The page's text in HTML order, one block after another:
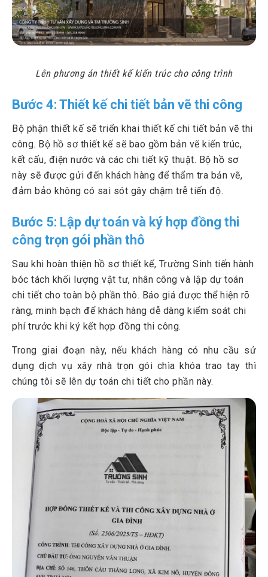
Lên phương án thiết kế kiến trúc cho công trình
Bước 4: Thiết kế chi tiết bản vẽ thi công
Bộ phận thiết kế sẽ triển khai thiết kế chi tiết bản vẽ thi
công. Bộ hồ sơ thiết kế sẽ bao gồm bản vẽ kiến trúc,
kết cấu, điện nước và các chi tiết kỹ thuật. Bộ hồ sơ
này sẽ được gửi đến khách hàng để thẩm tra bản vẽ,
đảm bảo không có sai sót gây chậm trễ tiến độ.
Bước 5: Lập dự toán và ký hợp đồng thi
công trọn gói phần thô
Sau khi hoàn thiện hồ sơ thiết kế, Trường Sinh tiến hành
bóc tách khối lượng vật tư, nhân công và lập dự toán
chi tiết cho toàn bộ phần thô. Báo giá được thể hiện rõ
ràng, minh bạch để khách hàng dễ dàng kiểm soát chi
phí trước khi ký kết hợp đồng thi công.
Trong giai đoạn này, nếu khách hàng có nhu cầu sử
dụng dịch vụ xây nhà trọn gói chìa khóa trao tay thì
chúng tôi sẽ lên dự toán chi tiết cho phần này.